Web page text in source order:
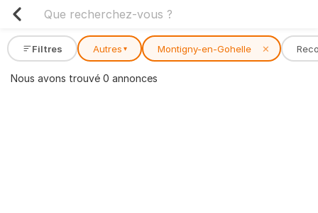
Filtres Autres ▾ Montigny-en-Gohelle ✕
Nous avons trouvé 0 annonces